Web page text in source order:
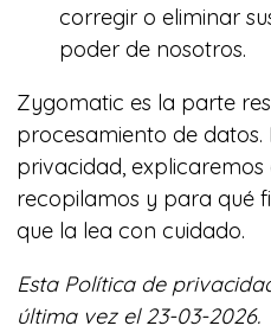
corregir o eliminar
poder de nosotros.
Zygomatic es la parte
procesamiento de datos.
privacidad,
recopilamos y para qué
que la lea con cuidado.
Esta Política de
última vez el 23-03-2026.